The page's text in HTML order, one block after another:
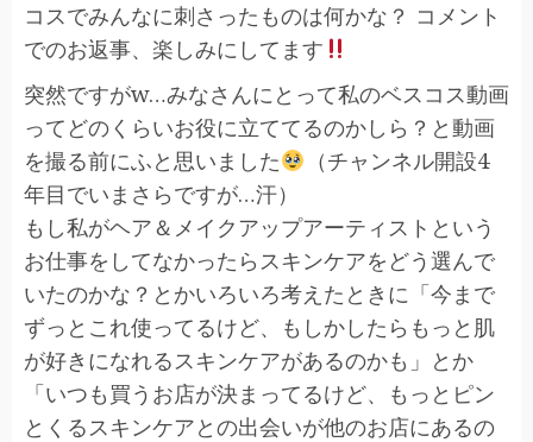
コスでみんなに刺さったものは何かな？ コメント
でのお返事、楽しみにしてます
突然ですがw…みなさんにとって私のベスコス動画
ってどのくらいお役に立ててるのかしら？と動画
を撮る前にふと思いました
（チャンネル開設4
年目でいまさらですが…汗）
もし私がヘア＆メイクアップアーティストという
お仕事をしてなかったらスキンケアをどう選んで
いたのかな？とかいろいろ考えたときに「今まで
ずっとこれ使ってるけど、もしかしたらもっと肌
が好きになれるスキンケアがあるのかも」とか
「いつも買うお店が決まってるけど、もっとピン
とくるスキンケアとの出会いが他のお店にあるの